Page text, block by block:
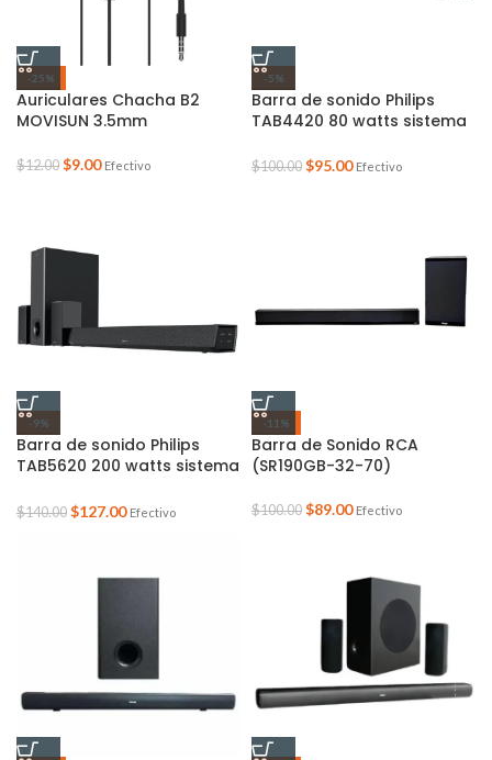
-25%
Auriculares Chacha B2
MOVISUN 3.5mm
$12.00 $9.00 Efectivo
-5%
Barra de sonido Philips
TAB4420 80 watts sistema
$100.00 $95.00 Efectivo
-9%
Barra de sonido Philips
TAB5620 200 watts sistema
$140.00 $127.00 Efectivo
-11%
Barra de Sonido RCA
(SR190GB-32-70)
$100.00 $89.00 Efectivo